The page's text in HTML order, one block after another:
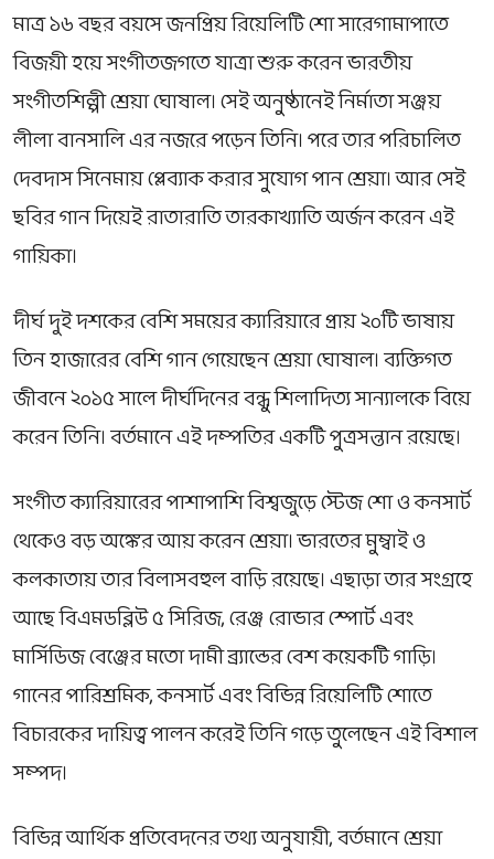
মাত্র ১৬ বছর বয়সে জনপ্রিয় রিয়েলিটি শোসারেগামাপাতে
বিজয়ী হয়ে সংগীতজগতে যাত্রা শুরু করেন ভারতীয়
সংগীতশিল্পী শ্রেয়া ঘোষাল। সেই অনুষ্ঠানেই নির্মাতাসঞ্জয়
লীলা বানসালিএর নজরে পড়েন তিনি। পরে তার পরিচালিত
দেবদাসসিনেমায় প্লেব্যাক করার সুযোগ পান শ্রেয়া। আর সেই
ছবির গান দিয়েই রাতারাতি তারকাখ্যাতি অর্জন করেন এই
গায়িকা।
দীর্ঘ দুই দশকের বেশি সময়ের ক্যারিয়ারে প্রায় ২০টি ভাষায়
তিন হাজারের বেশি গান গেয়েছেন শ্রেয়া ঘোষাল। ব্যক্তিগত
জীবনে ২০১৫ সালে দীর্ঘদিনের বন্ধুশিলাদিত্য সান্যালকে বিয়ে
করেন তিনি। বর্তমানে এই দম্পতির একটি পুত্রসন্তান রয়েছে।
সংগীত ক্যারিয়ারের পাশাপাশি বিশ্বজুড়ে স্টেজ শো ও কনসার্ট
থেকেও বড় অঙ্কের আয় করেন শ্রেয়া। ভারতের মুম্বাই ও
কলকাতায় তার বিলাসবহুল বাড়ি রয়েছে। এছাড়া তার সংগ্রহে
আছে বিএমডব্লিউ ৫ সিরিজ, রেঞ্জ রোভার স্পোর্ট এবং
মার্সিডিজ বেঞ্জের মতো দামী ব্র্যান্ডের বেশ কয়েকটি গাড়ি।
গানের পারিশ্রমিক, কনসার্ট এবং বিভিন্ন রিয়েলিটি শোতে
বিচারকের দায়িত্ব পালন করেই তিনি গড়ে তুলেছেন এই বিশাল
সম্পদ।
বিভিন্ন আর্থিক প্রতিবেদনের তথ্য অনুযায়ী, বর্তমানে শ্রেয়া